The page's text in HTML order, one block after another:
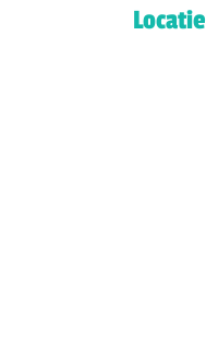
Locatie